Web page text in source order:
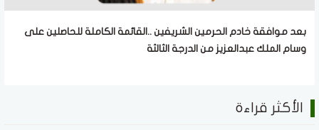
بعد موافقة خادم الحرمين الشريفين ..القائمة الكاملة للحاصلين على
وسام الملك عبدالعزيز من الدرجة الثالثة
الأكثر قراءة